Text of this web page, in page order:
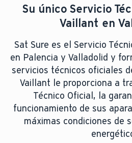
Su único Servicio
Vaillant en
Sat Sure es el Servicio
en Palencia y Valladolid y
servicios técnicos oficiales
Vaillant le proporciona a
Técnico Oficial, la
funcionamiento de sus
máximas condiciones de